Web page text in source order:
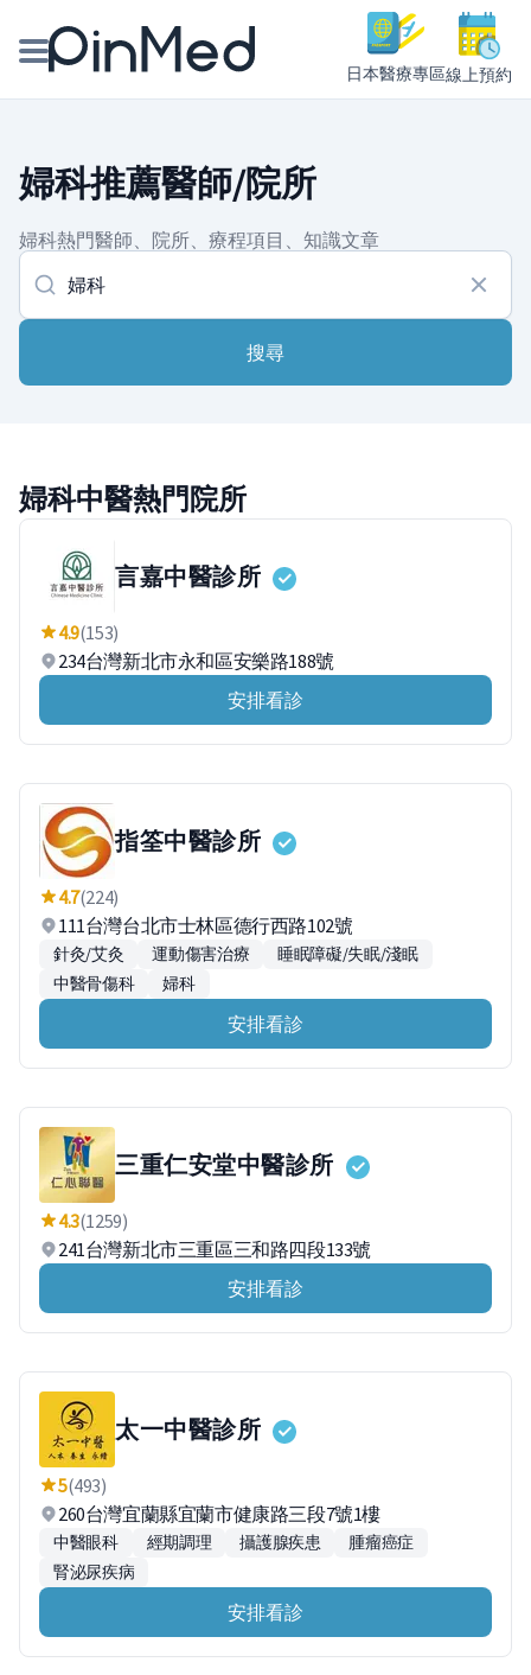
日本醫療專區線上預約
醫師專欄專訪
健康主題館
我是醫療人員
婦科推薦醫師/院所
婦科熱門醫師、院所、療程項目、知識文章
搜尋
婦科中醫熱門院所
言嘉中醫診所
4.9(153)
234台灣新北市永和區安樂路188號
安排看診
指筌中醫診所
4.7(224)
111台灣台北市士林區德行西路102號
針灸/艾灸 運動傷害治療
睡眠障礙/失眠/淺眠
中醫骨傷科
婦科
安排看診
三重仁安堂中醫診所
4.3(1259)
241台灣新北市三重區三和路四段133號
安排看診
太一中醫診所
5(493)
260台灣宜蘭縣宜蘭市健康路三段7號1樓
中醫眼科 經期調理 攝護腺疾患
腫瘤癌症
腎泌尿疾病
安排看診